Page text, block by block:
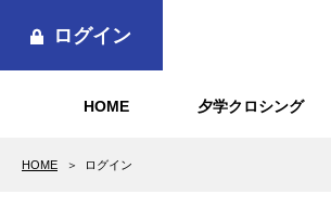
HOME 夕学クロシング
ログイン
HOME ログイン